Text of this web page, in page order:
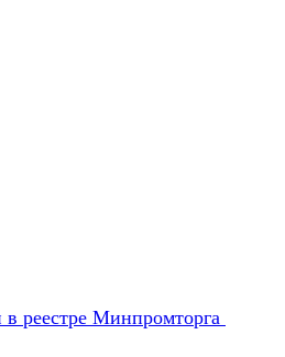
реестре Минпромторга